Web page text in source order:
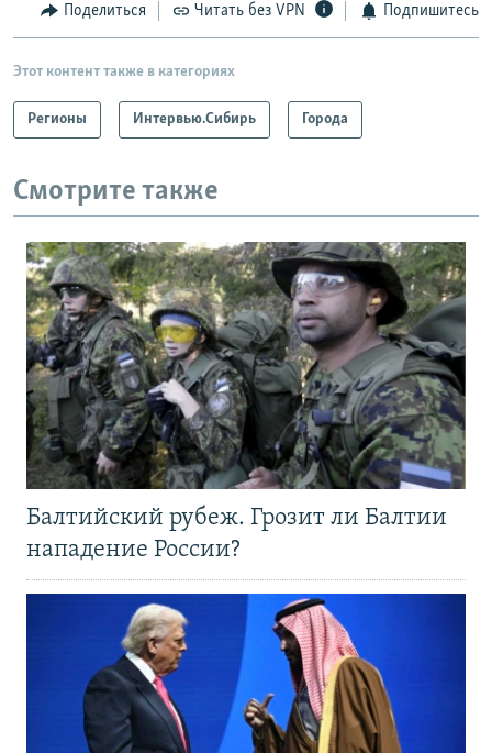
Поделиться Читать без VPN Подпишитесь
Этот контент также в категориях
Регионы Интервью.Сибирь Города
Смотрите также
Балтийский рубеж. Грозит ли Балтии
нападение России?